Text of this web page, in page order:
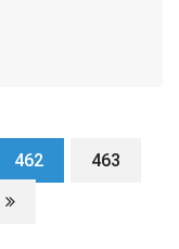
462
463